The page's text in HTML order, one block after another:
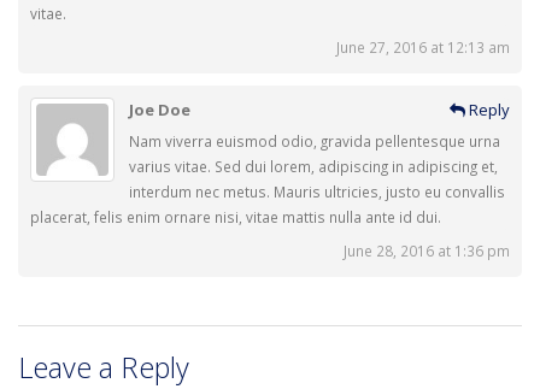
vitae.
June 27, 2016 at 12:13 am
Joe Doe Reply
Nam viverra euismod odio, gravida pellentesque urna
varius vitae. Sed dui lorem, adipiscing in adipiscing et,
interdum nec metus. Mauris ultricies, justo eu convallis
placerat, felis enim ornare nisi, vitae mattis nulla ante id dui.
June 28, 2016 at 1:36 pm
Leave a Reply